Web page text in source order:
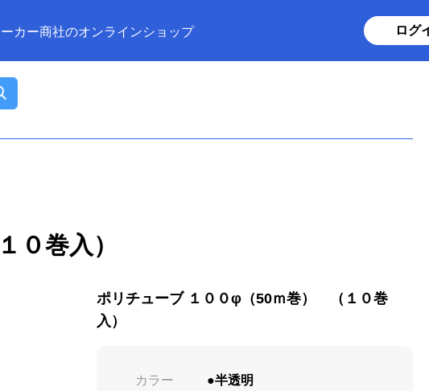
カー商社のオンラインショップ ログ
巻入）
ポリチューブ １００φ（50ｍ巻） （１０巻
入）
カラー
●半透明